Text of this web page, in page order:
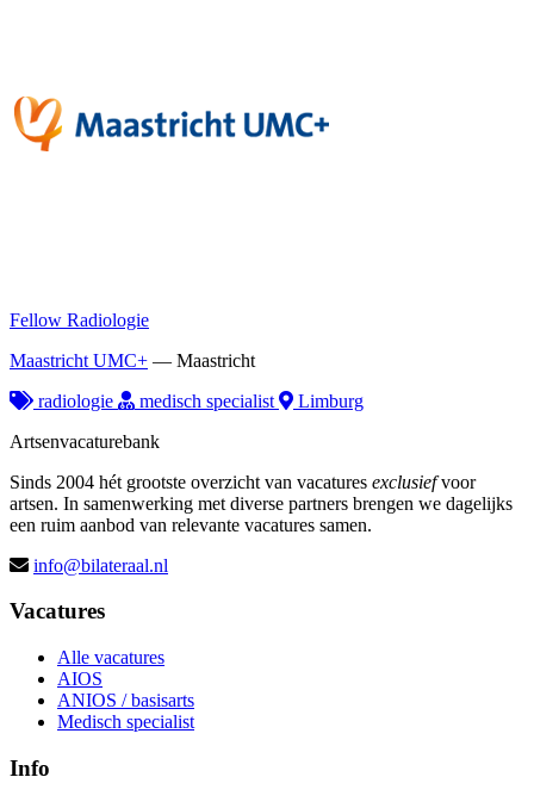
Fellow Radiologie
Maastricht UMC+ — Maastricht
radiologie
medisch specialist
Limburg
Artsenvacaturebank
Sinds 2004 hét grootste overzicht van vacatures exclusiefvoor
artsen. In samenwerking met diverse partners brengen we dagelijks
een ruim aanbod van relevante vacatures samen.
info@bilateraal.nl
Vacatures
Alle vacatures
AIOS
ANIOS / basisarts
Medisch specialist
Info